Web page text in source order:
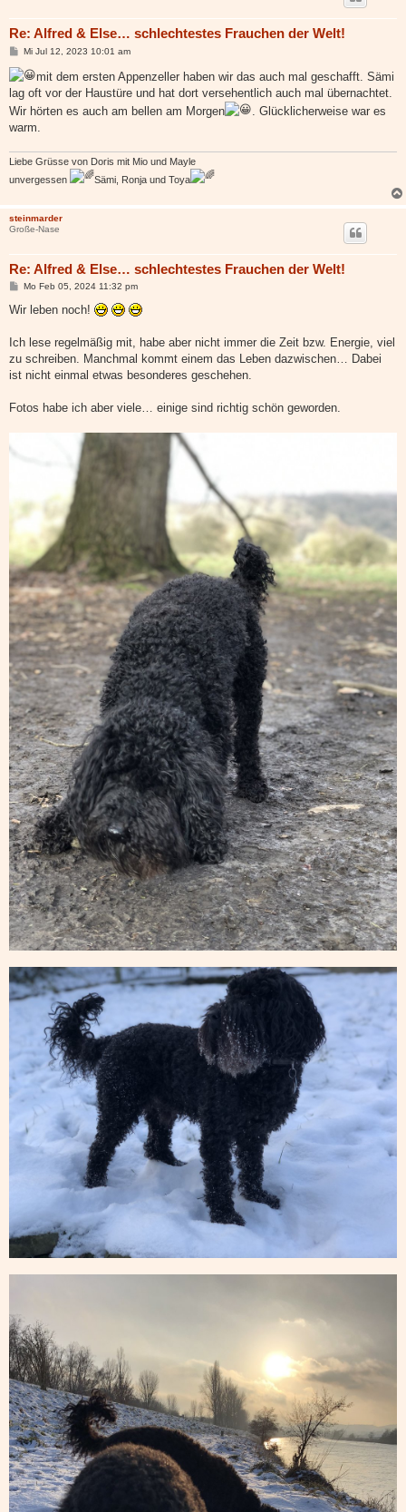
Re: Alfred & Else… schlechtestes Frauchen der Welt!
B
i
t
r
a
g
Mi Jul 12, 2023 10:01 am
mit dem ersten Appenzeller haben wir das auch mal geschafft. Sämi
lag oft vor der Haustüre und hat dort versehentlich auch mal übernachtet.
Wir hörten es auch am bellen am Morgen
. Glücklicherweise war es
warm.
Liebe Grüsse von Doris mit Mio und Mayle
unvergessen
Sämi, Ronja und Toya
steinmarder
Große-Nase
Re: Alfred & Else… schlechtestes Frauchen der Welt!
B
i
a
Mo Feb 05, 2024 11:32 pm
Wir leben noch!
Ich lese regelmäßig mit, habe aber nicht immer die Zeit bzw. Energie, viel
zu schreiben. Manchmal kommt einem das Leben dazwischen… Dabei
ist nicht einmal etwas besonderes geschehen.
Fotos habe ich aber viele… einige sind richtig schön geworden.